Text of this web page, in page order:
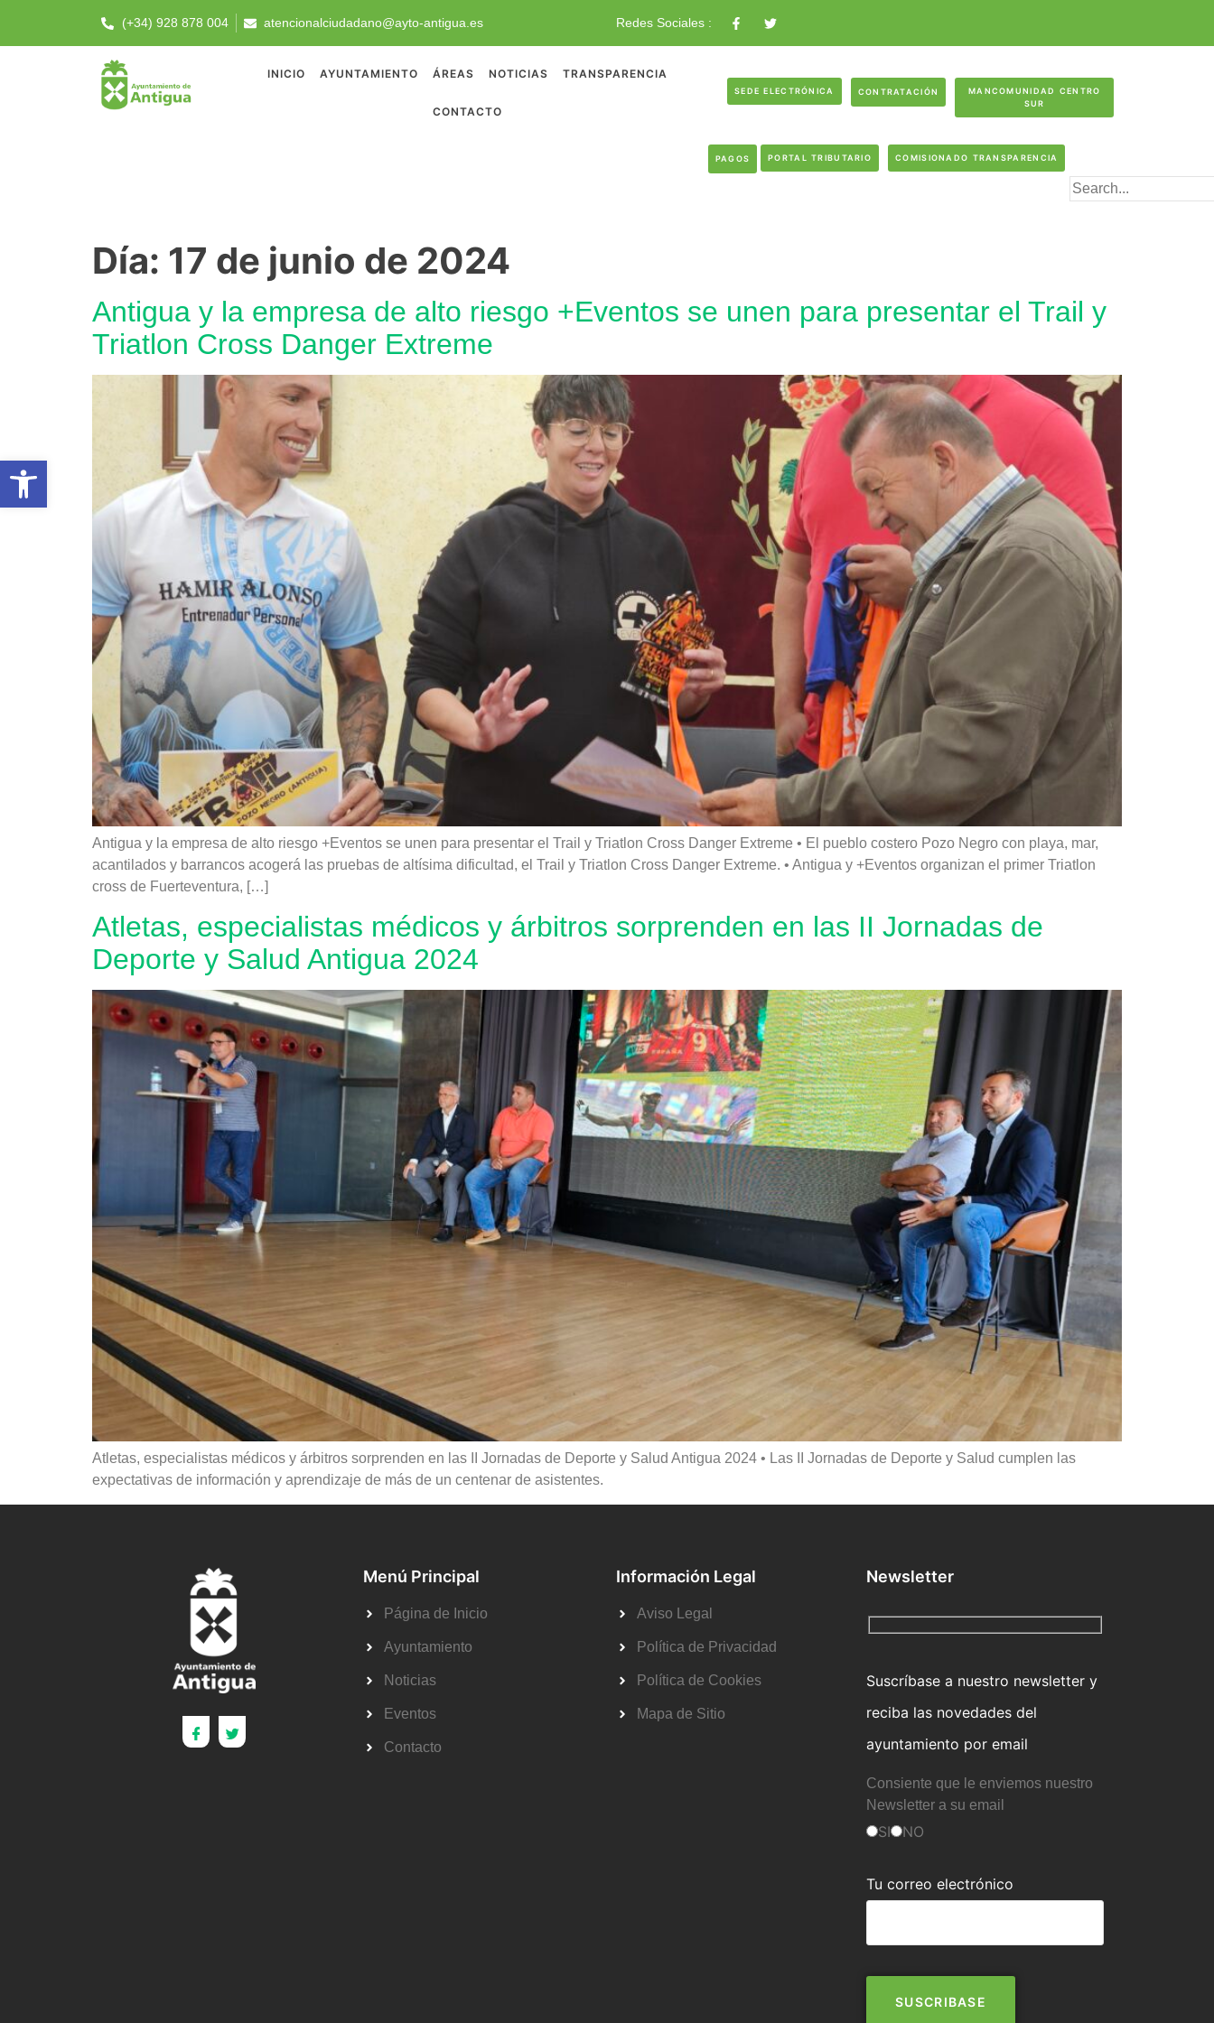
(+34) 928 878 004 atencionalciudadano@ayto-antigua.es Redes Sociales :
INICIO AYUNTAMIENTO ÁREAS NOTICIAS TRANSPARENCIA
CONTACTO
SEDE ELECTRÓNICA CONTRATACIÓN
MANCOMUNIDAD CENTRO
SUR
PAGOS PORTAL TRIBUTARIO COMISIONADO TRANSPARENCIA
Día: 17 de junio de 2024
Antigua y la empresa de alto riesgo +Eventos se unen para presentar el Trail y
Triatlon Cross Danger Extreme
Antigua y la empresa de alto riesgo +Eventos se unen para presentar el Trail y Triatlon Cross Danger Extreme • El pueblo costero Pozo Negro con playa, mar,
acantilados y barrancos acogerá las pruebas de altísima dificultad, el Trail y Triatlon Cross Danger Extreme. • Antigua y +Eventos organizan el primer Triatlon
cross de Fuerteventura, […]
Atletas, especialistas médicos y árbitros sorprenden en las II Jornadas de
Deporte y Salud Antigua 2024
Atletas, especialistas médicos y árbitros sorprenden en las II Jornadas de Deporte y Salud Antigua 2024 • Las II Jornadas de Deporte y Salud cumplen las
expectativas de información y aprendizaje de más de un centenar de asistentes.
Menú Principal
Página de Inicio
Ayuntamiento
Noticias
Eventos
Contacto
Información Legal
Aviso Legal
Política de Privacidad
Política de Cookies
Mapa de Sitio
Newsletter
Suscríbase a nuestro newsletter y
reciba las novedades del
ayuntamiento por email
Consiente que le enviemos nuestro
Newsletter a su email
SI NO
Tu correo electrónico
Abrir barra de herramientas